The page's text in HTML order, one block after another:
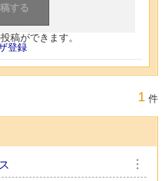
稿ができます。
登録
1 件
︙